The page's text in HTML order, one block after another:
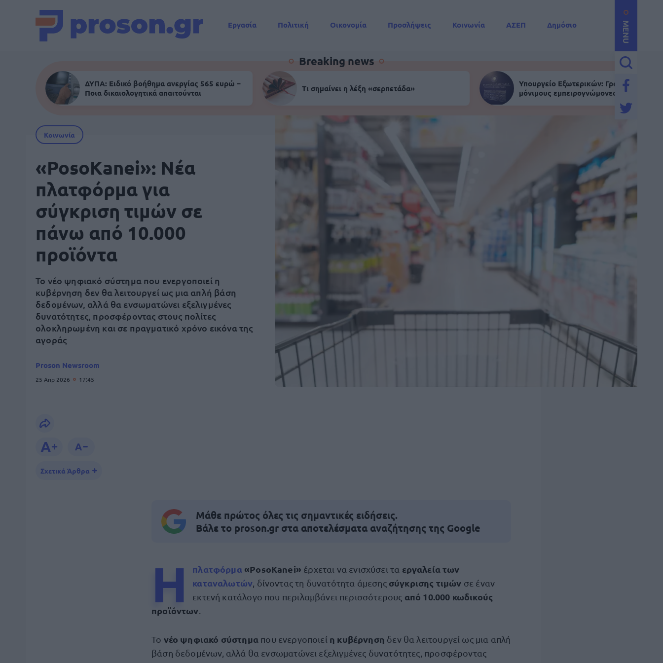
MENU
Εργασία Πολιτική Οικονομία Προσλήψεις Κοινωνία ΑΣΕΠ
Δημόσιο
Breaking news
ΔΥΠΑ: Ειδικό βοήθημα ανεργίας 565 ευρώ –
Ποια δικαιολογητικά απαιτούνται
Τι σημαίνει η λέξη «σερπετάδα»
Υπουργείο Εξωτερικών: Γραπτός για
μόνιμους εμπειρογνώμονες
Κοινωνία
«PosoKanei»: Νέα
πλατφόρμα για
σύγκριση τιμών σε
πάνω από 10.000
προϊόντα
Το νέο ψηφιακό σύστημα που ενεργοποιεί η
κυβέρνηση δεν θα λειτουργεί ως μια απλή βάση
δεδομένων, αλλά θα ενσωματώνει εξελιγμένες
δυνατότητες, προσφέροντας στους πολίτες
ολοκληρωμένη και σε πραγματικό χρόνο εικόνα της
αγοράς
Proson Newsroom
25 Απρ 2026 17:45
Σχετικά Άρθρα
Μάθε πρώτος όλες τις σημαντικές ειδήσεις.
Βάλε το proson.gr στα αποτελέσματα αναζήτησης της Google
Η πλατφόρμα«PosoKanei» έρχεται να ενισχύσει τα εργαλεία των
καταναλωτών , δίνοντας τη δυνατότητα άμεσης σύγκρισης τιμών σε έναν
εκτενή κατάλογο που περιλαμβάνει περισσότερους από 10.000 κωδικούς
προϊόντων
Το νέο ψηφιακό σύστημα που ενεργοποιεί η κυβέρνηση δεν θα λειτουργεί ως μια απλή
βάση δεδομένων, αλλά θα ενσωματώνει εξελιγμένες δυνατότητες, προσφέροντας